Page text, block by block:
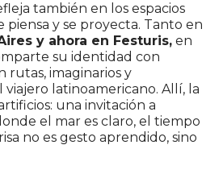
también en los espacios
piensa y se proyecta. Tanto en
y ahora en Festuris, en
su identidad con
rutas, imaginarios y
viajero latinoamericano. Allí, la
una invitación a
el mar es claro, el tiempo
no es gesto aprendido, sino